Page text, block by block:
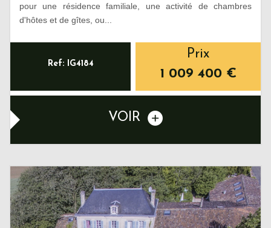
pour une résidence familiale, une activité de chambres
d'hôtes et de gîtes, ou...
Ref: IG4184
Prix
1 009 400 €
VOIR